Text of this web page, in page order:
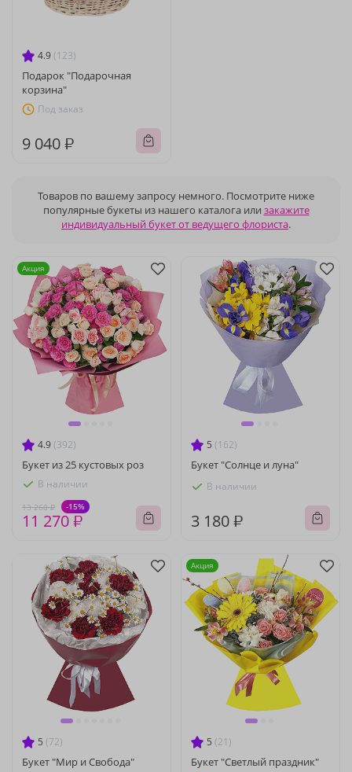
4.9 (123)
Подарок "Подарочная
корзина"
Под заказ
9 040 ₽
Товаров по вашему запросу немного. Посмотрите ниже
популярные букеты из нашего каталога или закажите
индивидуальный букет от ведущего флориста.
4.9 (392)
Букет из 25 кустовых роз
В наличии
13 260 ₽ -15%
11 270 ₽
Акция
5 (162)
Букет "Солнце и луна"
В наличии
3 180 ₽
5 (72)
Букет "Мир и Свобода"
5 (21)
Букет "Светлый праздник"
Акция